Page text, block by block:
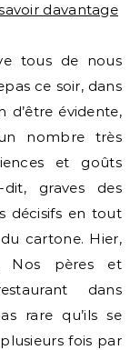
davantage
tous de nous
ce soir, dans
d’être évidente,
nombre très
et goûts
dit, graves des
décisifs en tout
cartone. Hier,
Nos pères et
dans
rare qu’ils se
fois par